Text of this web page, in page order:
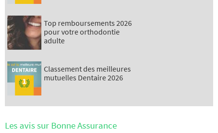
Top remboursements 2026
pour votre orthodontie
adulte
Classement des meilleures
mutuelles Dentaire 2026
Les avis sur Bonne Assurance